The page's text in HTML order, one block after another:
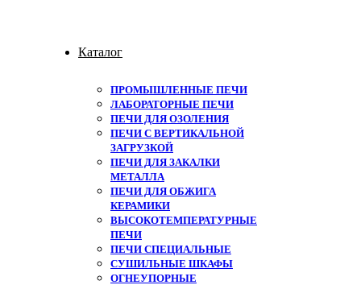
Каталог
ПРОМЫШЛЕННЫЕ ПЕЧИ
ЛАБОРАТОРНЫЕ ПЕЧИ
ПЕЧИ ДЛЯ ОЗОЛЕНИЯ
ПЕЧИ С ВЕРТИКАЛЬНОЙ
ЗАГРУЗКОЙ
ПЕЧИ ДЛЯ ЗАКАЛКИ
МЕТАЛЛА
ПЕЧИ ДЛЯ ОБЖИГА
КЕРАМИКИ
ВЫСОКОТЕМПЕРАТУРНЫЕ
ПЕЧИ
ПЕЧИ СПЕЦИАЛЬНЫЕ
СУШИЛЬНЫЕ ШКАФЫ
ОГНЕУПОРНЫЕ